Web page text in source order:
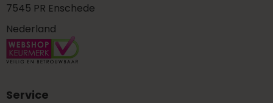
7545 PR Enschede
Nederland
Service